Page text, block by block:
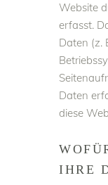
Website
erfasst.
Daten (z.
Daten
diese
IHRE